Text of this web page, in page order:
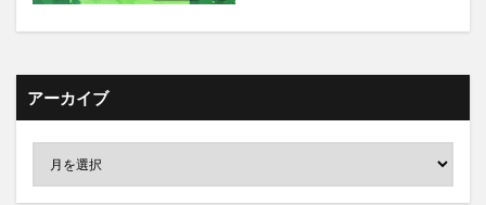
アーカイブ